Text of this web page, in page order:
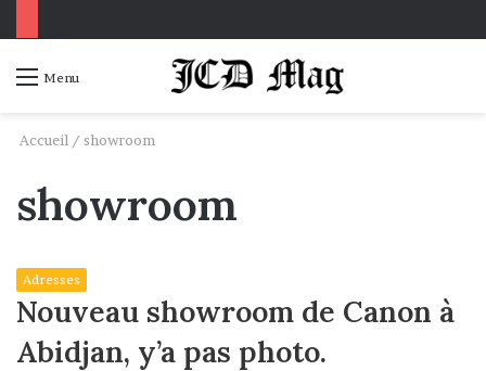
Menu Connexion
Voir
panier
Accueil / showroom
showroom
Adresses
Nouveau showroom de Canon à
Abidjan, y’a pas photo.